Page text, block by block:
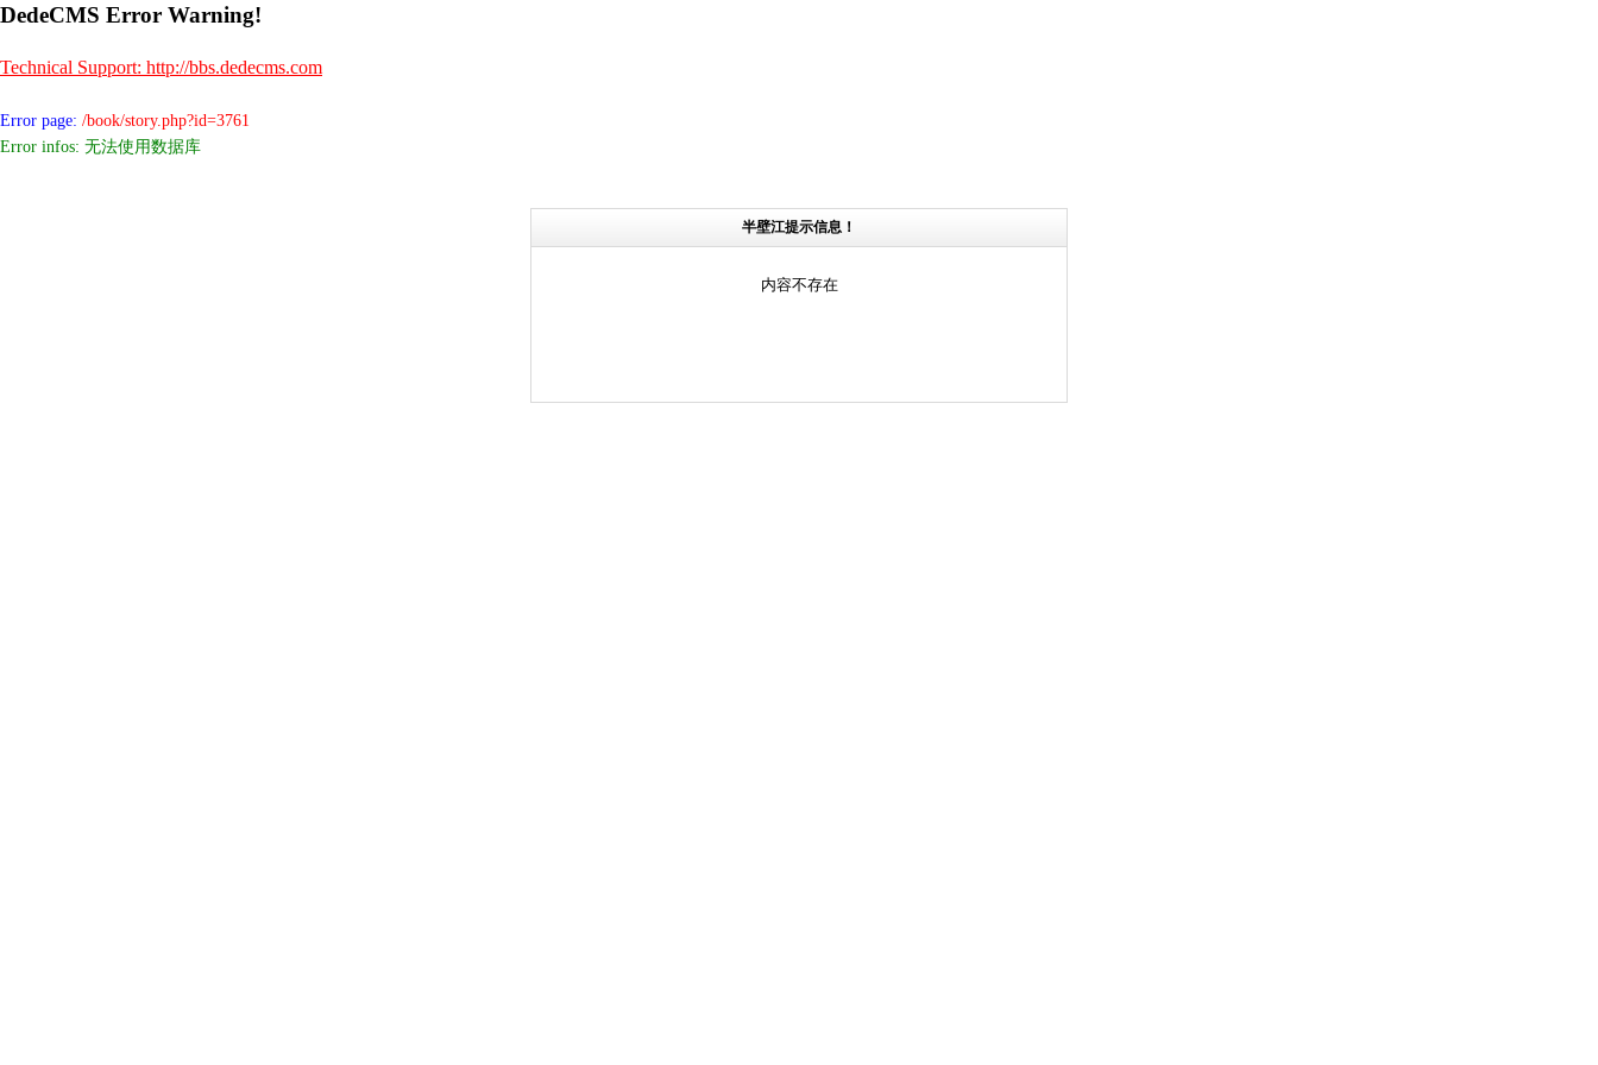
DedeCMS Error Warning!
Technical Support: http://bbs.dedecms.com
Error page: /book/story.php?id=3761
Error infos: 无法使用数据库
半壁江提示信息！
内容不存在